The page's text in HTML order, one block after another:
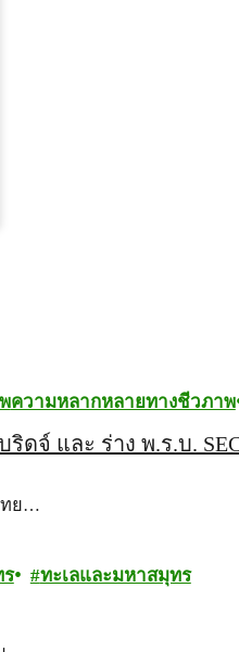
ความหลากหลายทางชีวภาพ
ดจ์ และ ร่าง พ.ร.บ.
ทย…
ทะเลและมหาสมุทร